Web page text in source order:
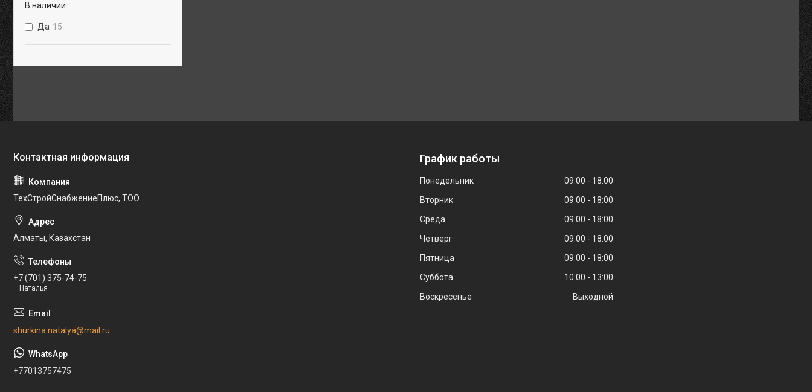
В наличии
Да 15
ТехСтройСнабжениеПлюс, ТОО
Алматы, Казахстан
+7 (701) 375-74-75
Наталья
shurkina.natalya@mail.ru
+77013757475
График работы
Понедельник 09:00
18:00
Вторник
09:00
18:00
Среда
09:00
18:00
Четверг
09:00
18:00
Пятница
09:00
18:00
Суббота
10:00
13:00
Воскресенье
Выходной